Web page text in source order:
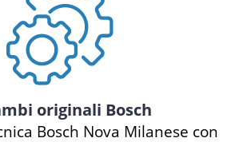
originali Bosch
Bosch Nova Milanese con